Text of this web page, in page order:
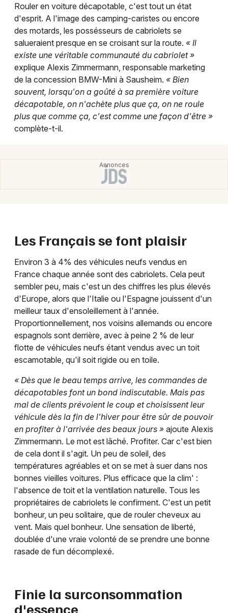
Sports
Soirées
Sorties famille
Expos
Sorties & loisirs
Newsletter des sorties
Magazine
Choisir mes départements
Mon email
Je m'abonne
Paris
Strasbourg
Toulouse
Toutes les villes
Rouler en voiture décapotable, c'est tout un état
d'esprit. A l'image des camping-caristes ou encore
des motards, les possésseurs de cabriolets se
salueraient presque en se croisant sur la route. « Il
existe une véritable communauté du cabriolet »
explique Alexis Zimmermann, responsable marketing
de la concession BMW-Mini à Sausheim. « Bien
souvent, lorsqu'on a goûté à sa première voiture
décapotable, on n'achète plus que ça, on ne roule
plus que comme ça, c'est comme une façon d'être »
complète-t-il.
Les Français se font plaisir
Environ 3 à 4% des véhicules neufs vendus en
France chaque année sont des cabriolets. Cela peut
sembler peu, mais c'est un des chiffres les plus élevés
d'Europe, alors que l'Italie ou l'Espagne jouissent d'un
meilleur taux d'ensoleillement à l'année.
Proportionnellement, nos voisins allemands ou encore
espagnols sont derrière, avec à peine 2 % de leur
flotte de véhicules neufs étant vendus avec un toit
escamotable, qu'il soit rigide ou en toile.
« Dès que le beau temps arrive, les commandes de
décapotables font un bond indiscutable. Mais pas
mal de clients prévoient le coup et choisissent leur
véhicule dès la fin de l'hiver pour être sûr de pouvoir
en profiter à l'arrivée des beaux jours » ajoute Alexis
Zimmermann. Le mot est lâché. Profiter. Car c'est bien
de cela dont il s'agit. Un peu de soleil, des
températures agréables et on se met à suer dans nos
bonnes vieilles voitures. Plus efficace que la clim' :
l'absence de toit et la ventilation naturelle. Tous les
propriétaires de cabriolets le confirment. C'est un petit
bonheur, un peu solitaire, que de rouler cheveux au
vent. Mais quel bonheur. Une sensation de liberté,
doublée d'une vraie volonté de se prendre une bonne
rasade de fun décomplexé.
Finie la surconsommation
d'essence